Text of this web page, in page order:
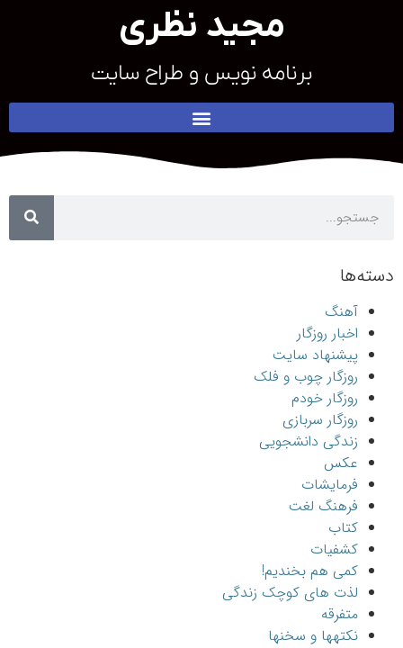
مجید نظری
برنامه نویس و طراح سایت
دسته‌ها
آهنگ
اخبار روزگار
پیشنهاد سایت
روزگار چوب و فلک
روزگار خودم
روزگار سربازی
زندگی دانشجویی
عکس
فرمایشات
فرهنگ لغت
کتاب
کشفیات
کمی هم بخندیم!
لذت های کوچک زندگی
متفرقه
نکته‎ها و سخن‎ها